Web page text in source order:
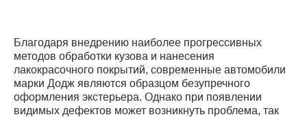
Благодаря внедрению наиболее прогрессивных
методов обработки кузова и нанесения
лакокрасочного покрытий, современные автомобили
марки Додж являются образцом безупречного
оформления экстерьера. Однако при появлении
видимых дефектов может возникнуть проблема, так